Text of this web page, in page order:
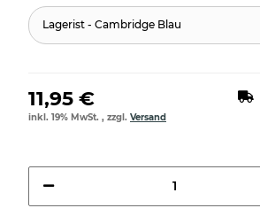
Lagerist - Cambridge Blau
11,95 €
inkl. 19% MwSt. , zzgl. Versand